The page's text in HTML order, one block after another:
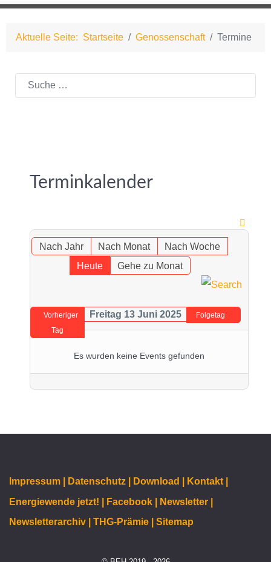
Aktuelle Seite: Startseite Genossenschaft Termine
Suchen
Terminkalender
Nach Jahr Nach Monat
Nach Woche
Heute
Gehe zu Monat
Vorheriger
Tag
Freitag 13 Juni 2025 Folgetag
Es wurden keine Events gefunden
Impressum | Datenschutz | Download |
Kontakt |
Energiewende jetzt! |
Facebook |
Newsletter |
Newsletterarchiv |
THG-Prämie | Sitemap